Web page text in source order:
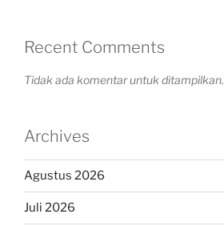
Recent Comments
Tidak ada komentar untuk ditampilkan.
Archives
Agustus 2026
Juli 2026